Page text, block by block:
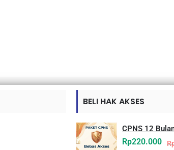
BELI HAK AKSES
CPNS 12
Rp220.000